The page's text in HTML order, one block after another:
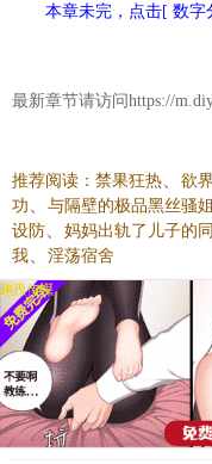
本章未完，点击[ 数
最新章节请访问https://
推荐阅读： 禁果狂热 欲界
功
与隔壁的极品黑丝骚
设防
妈妈出轨了儿子的
我
淫荡宿舍